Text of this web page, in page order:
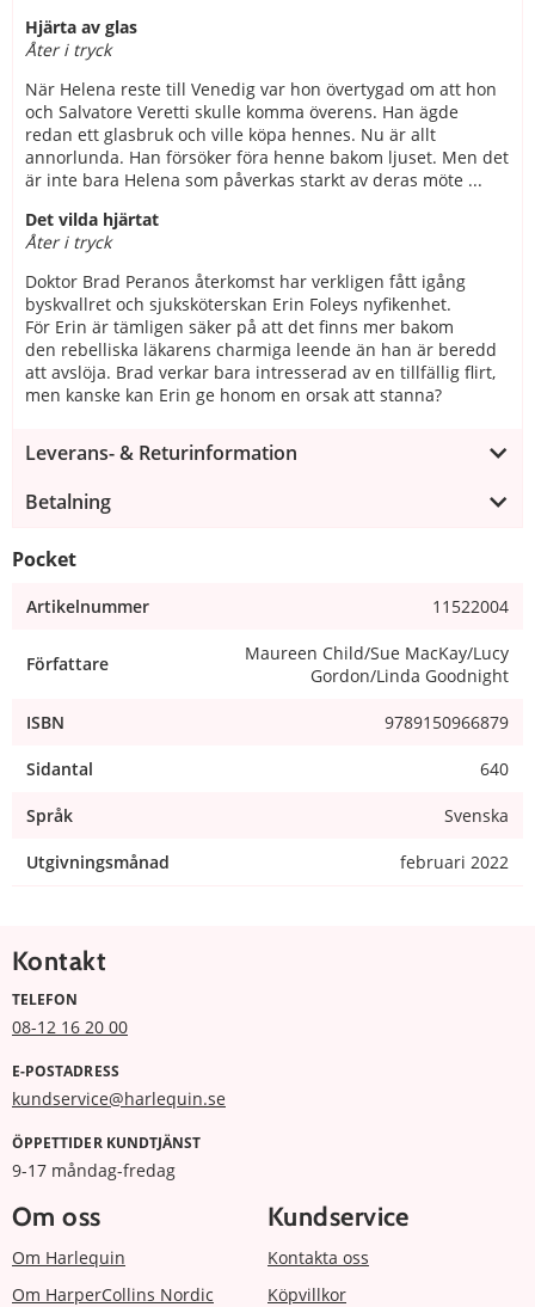
Hjärta av glas
Åter i tryck
När Helena reste till Venedig var hon övertygad om att hon
och Salvatore Veretti skulle komma överens. Han ägde
redan ett glasbruk och ville köpa hennes. Nu är allt
annorlunda. Han försöker föra henne bakom ljuset. Men det
är inte bara Helena som påverkas starkt av deras möte ...
Det vilda hjärtat
Åter i tryck
Doktor Brad Peranos återkomst har verkligen fått igång
byskvallret och sjuksköterskan Erin Foleys nyfikenhet.
För Erin är tämligen säker på att det finns mer bakom
den rebelliska läkarens charmiga leende än han är beredd
att avslöja. Brad verkar bara intresserad av en tillfällig flirt,
men kanske kan Erin ge honom en orsak att stanna?
Leverans- & Returinformation
Betalning
Pocket
Artikelnummer 11522004
Författare
Maureen Child/Sue MacKay/Lucy
Gordon/Linda Goodnight
ISBN 9789150966879
Sidantal 640
Språk Svenska
Utgivningsmånad februari 2022
Kontakt
TELEFON
08-12 16 20 00
E-POSTADRESS
kundservice@harlequin.se
ÖPPETTIDER KUNDTJÄNST
9-17 måndag-fredag
Om oss
Om Harlequin
Om HarperCollins Nordic
Kundservice
Kontakta oss
Köpvillkor